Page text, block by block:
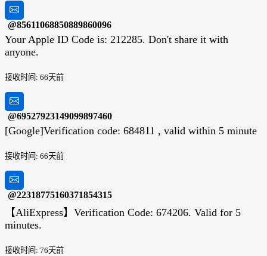
@85611068850889860096
Your Apple ID Code is: 212285. Don't share it with
anyone.
接收时间: 66天前
@69527923149099897460
[Google]Verification code: 684811 , valid within 5 minute
接收时间: 66天前
@22318775160371854315
【AliExpress】Verification Code: 674206. Valid for 5
minutes.
接收时间: 76天前